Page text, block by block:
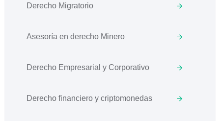
Derecho Migratorio
Asesoría en derecho Minero
Derecho Empresarial y Corporativo
Derecho financiero y criptomonedas